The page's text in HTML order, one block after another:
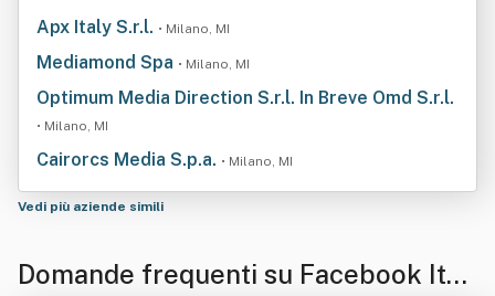
Apx Italy S.r.l. • Milano, MI
Mediamond Spa • Milano, MI
Optimum Media Direction S.r.l. In Breve Omd S.r.l.
• Milano, MI
Cairorcs Media S.p.a. • Milano, MI
Vedi più aziende simili
Domande frequenti su Facebook Ital